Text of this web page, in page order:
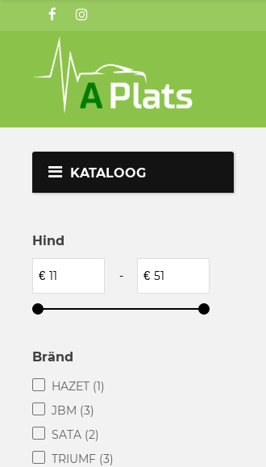
KATALOOG
Hind
€ - €
Bränd
HAZET (1)
JBM (3)
SATA (2)
TRIUMF (3)